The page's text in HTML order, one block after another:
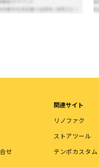
せ
関連サイト
リノファク
ストアツール
テンポカスタム